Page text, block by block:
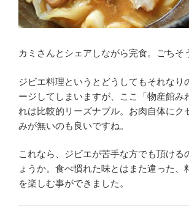
カミさんとシェアしながら完食。ごちそ
ジビエ料理というとどうしてもそれなり
ージしてしまいますが、ここ「物産館み
れは比較的リーズナブル。お肉自体にク
みが無いのも良いですね。
これなら、ジビエが苦手な方でも頂ける
ょうか。食べ慣れた味とはまた違った、
を楽しむ事ができました。